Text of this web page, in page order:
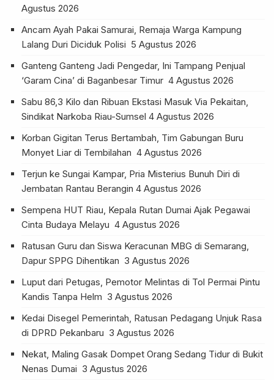
Agustus 2026
Ancam Ayah Pakai Samurai, Remaja Warga Kampung
Lalang Duri Diciduk Polisi 5 Agustus 2026
Ganteng Ganteng Jadi Pengedar, Ini Tampang Penjual
‘Garam Cina’ di Baganbesar Timur 4 Agustus 2026
Sabu 86,3 Kilo dan Ribuan Ekstasi Masuk Via Pekaitan,
Sindikat Narkoba Riau-Sumsel 4 Agustus 2026
Korban Gigitan Terus Bertambah, Tim Gabungan Buru
Monyet Liar di Tembilahan 4 Agustus 2026
Terjun ke Sungai Kampar, Pria Misterius Bunuh Diri di
Jembatan Rantau Berangin 4 Agustus 2026
Sempena HUT Riau, Kepala Rutan Dumai Ajak Pegawai
Cinta Budaya Melayu 4 Agustus 2026
Ratusan Guru dan Siswa Keracunan MBG di Semarang,
Dapur SPPG Dihentikan 3 Agustus 2026
Luput dari Petugas, Pemotor Melintas di Tol Permai Pintu
Kandis Tanpa Helm 3 Agustus 2026
Kedai Disegel Pemerintah, Ratusan Pedagang Unjuk Rasa
di DPRD Pekanbaru 3 Agustus 2026
Nekat, Maling Gasak Dompet Orang Sedang Tidur di Bukit
Nenas Dumai 3 Agustus 2026